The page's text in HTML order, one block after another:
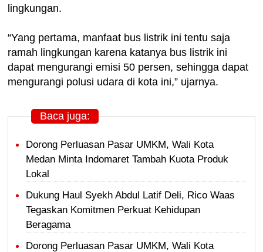
lingkungan.
“Yang pertama, manfaat bus listrik ini tentu saja
ramah lingkungan karena katanya bus listrik ini
dapat mengurangi emisi 50 persen, sehingga dapat
mengurangi polusi udara di kota ini,” ujarnya.
Baca juga:
Dorong Perluasan Pasar UMKM, Wali Kota
Medan Minta Indomaret Tambah Kuota Produk
Lokal
Dukung Haul Syekh Abdul Latif Deli, Rico Waas
Tegaskan Komitmen Perkuat Kehidupan
Beragama
Dorong Perluasan Pasar UMKM, Wali Kota